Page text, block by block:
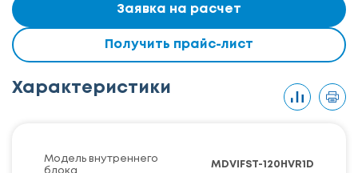
Заявка на расчет
Получить прайс-лист
Характеристики
Модель внутреннего
блока
MDVIFST-120HVR1D